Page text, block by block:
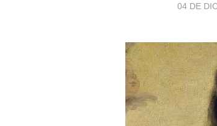
04 DE